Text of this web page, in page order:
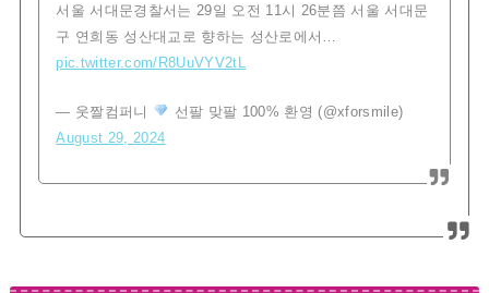
서울 서대문경찰서는 29일 오전 11시 26분쯤 서울 서대문
구 연희동 성산대교로 향하는 성산로에서…
pic.twitter.com/R8UuVYV2tL
— 웃짤컴퍼니
선팔 맞팔 100% 환영 (@xforsmile)
August 29, 2024